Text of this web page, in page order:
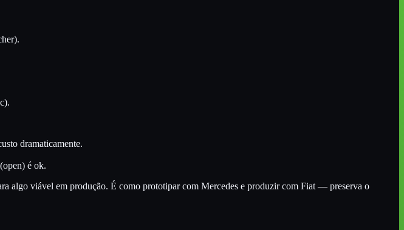
dramaticamente.
é ok.
algo viável em produção. É como prototipar com Mercedes e produzir com Fiat — preserva o